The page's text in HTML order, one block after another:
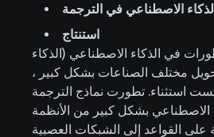
الاصطناعي في الترجمة
استنتاج
في الذكاء الاصطناعي (الذكاء
مختلف الصناعات بشكل كبير ،
استثناء. تطورت نماذج الترجمة
الاصطناعي بشكل كبير من الأنظمة
على القواعد إلى الشبكات العصبية